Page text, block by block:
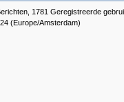
1781 Geregistreerde
(Europe/Amsterdam)